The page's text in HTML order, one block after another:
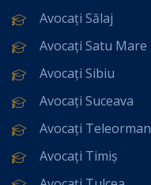
Avocați Sălaj
Avocați Satu Mare
Avocați Sibiu
Avocați Suceava
Avocați Teleorman
Avocați Timiș